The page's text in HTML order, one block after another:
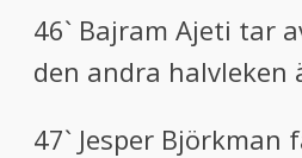
46` Bajram Ajeti tar
den andra halvleken
47` Jesper Björkman